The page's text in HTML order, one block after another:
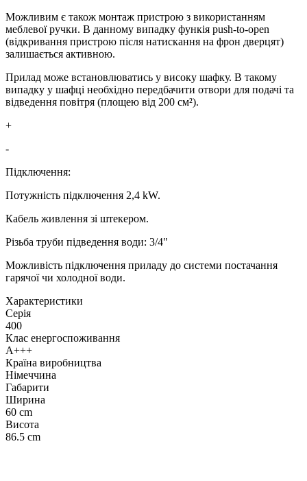
Можливим є також монтаж пристрою з використанням
меблевої ручки. В данному випадку функія push-to-open
(відкривання пристрою після натискання на фрон дверцят)
залишається активною.
Прилад може встановлюватись у високу шафку. В такому
випадку у шафці необхідно передбачити отвори для подачі та
відведення повітря (площею від 200 см²).
+
-
Підключення:
Потужність підключення 2,4 kW.
Кабель живлення зі штекером.
Різьба труби підведення води: 3/4"
Можливість підключення приладу до системи постачання
гарячої чи холодної води.
Xарактеристики
Серія
400
Клас енергоспоживання
A+++
Країна виробництва
Німеччина
Габарити
Ширина
60 cm
Висота
86.5 cm